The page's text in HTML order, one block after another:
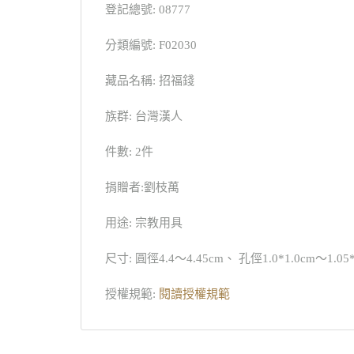
登記總號: 08777
分類編號: F02030
藏品名稱: 招福錢
族群: 台灣漢人
件數: 2件
捐贈者:劉枝萬
用途: 宗教用具
尺寸: 圓徑4.4～4.45cm、 孔俓1.0*1.0cm～
授權規範: 閱讀授權規範